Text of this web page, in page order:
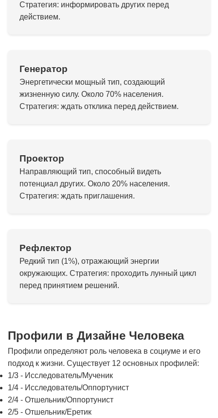
Стратегия: информировать других перед
действием.
Генератор
Энергетически мощный тип, создающий
жизненную силу. Около 70% населения.
Стратегия: ждать отклика перед действием.
Проектор
Направляющий тип, способный видеть
потенциал других. Около 20% населения.
Стратегия: ждать приглашения.
Рефлектор
Редкий тип (1%), отражающий энергии
окружающих. Стратегия: проходить лунный цикл
перед принятием решений.
Профили в Дизайне Человека
Профили определяют роль человека в социуме и его
подход к жизни. Существует 12 основных профилей:
1/3 - Исследователь/Мученик
1/4 - Исследователь/Оппортунист
2/4 - Отшельник/Оппортунист
2/5 - Отшельник/Еретик